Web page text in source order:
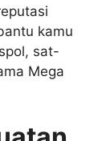
kamu
sat-
Mega